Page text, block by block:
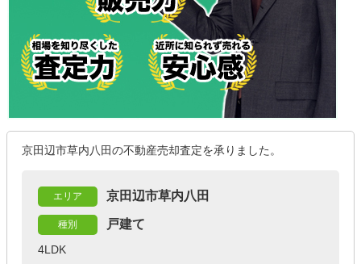
京田辺市草内八田の不動産売却査定を承りました。
エリア 京田辺市草内八田
種別 戸建て
4LDK